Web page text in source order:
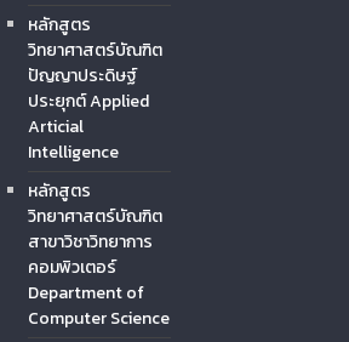
หลักสูตร
วิทยาศาสตร์บัณฑิต
ปัญญาประดิษฐ์
ประยุกต์ Applied
Articial
Intelligence
หลักสูตร
วิทยาศาสตร์บัณฑิต
สาขาวิชาวิทยาการ
คอมพิวเตอร์
Department of
Computer Science